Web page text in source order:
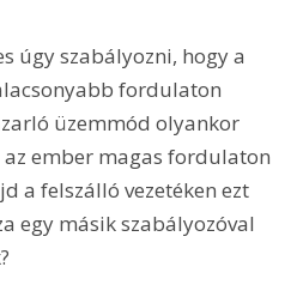
úgy szabályozni, hogy a
fordulaton
üzemmód olyankor
ember magas fordulaton
a felszálló vezetéken ezt
egy másik szabályozóval